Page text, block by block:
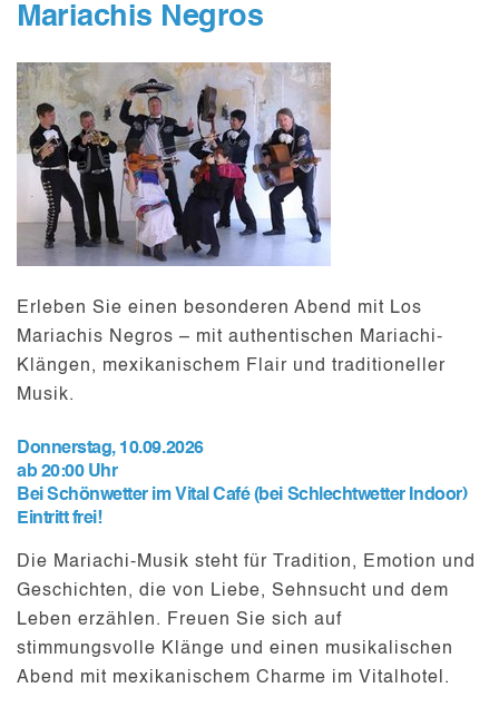
Mariachis Negros
Erleben Sie einen besonderen Abend mit Los
Mariachis Negros – mit authentischen Mariachi-
Klängen, mexikanischem Flair und traditioneller
Musik.
Donnerstag, 10.09.2026
ab 20:00 Uhr
Bei Schönwetter im Vital Café (bei Schlechtwetter Indoor)
Eintritt frei!
Die Mariachi-Musik steht für Tradition, Emotion und
Geschichten, die von Liebe, Sehnsucht und dem
Leben erzählen. Freuen Sie sich auf
stimmungsvolle Klänge und einen musikalischen
Abend mit mexikanischem Charme im Vitalhotel.